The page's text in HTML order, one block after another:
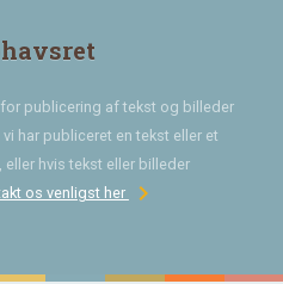
publicering af tekst og billeder
har publiceret en tekst eller et
hvis tekst eller billeder
os venligst herchevron_right